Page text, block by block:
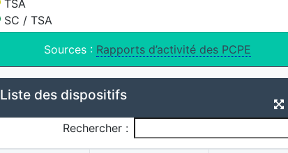
TSA
SC / TSA
Sources : Rapports d’activité des PCPE
Liste des dispositifs
Rechercher :